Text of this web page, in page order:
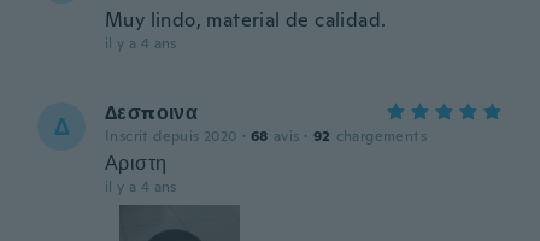
Muy lindo, material de calidad.
il y a 4 ans
Δ Δεσποινα
Inscrit depuis 2020 · 68 avis · 92 chargements
Αριστη
il y a 4 ans